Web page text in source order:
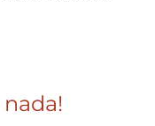
nada!